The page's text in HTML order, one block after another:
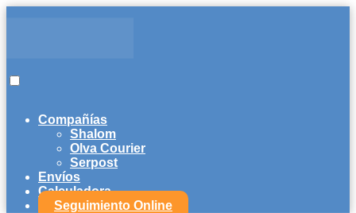
Compañías
Shalom
Olva Courier
Serpost
Envíos
Calculadora
Seguimiento Online